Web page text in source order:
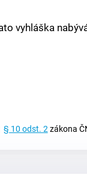
vyhláška
§ 10 odst. 2zákona